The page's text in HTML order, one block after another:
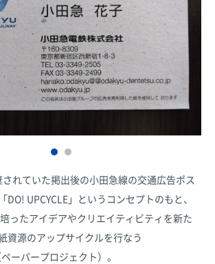
れていた掲出後の小田急線の交通広告ポス
DO! UPCYCLE」というコンセプトのもと、
ったアイデアやクリエイティビティを新た
資源のアップサイクルを行なう
ーパープロジェクト）。